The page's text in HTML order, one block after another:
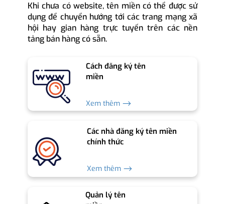
Khi chưa có website, tên miền có thể được sử
dụng để chuyển hướng tới các trang mạng xã
hội hay gian hàng trực tuyến trên các nền
tảng bán hàng có sẵn.
Cách đăng ký tên
miền
Xem thêm ⟶
Các nhà đăng ký tên miền
chính thức
Xem thêm ⟶
Quản lý tên